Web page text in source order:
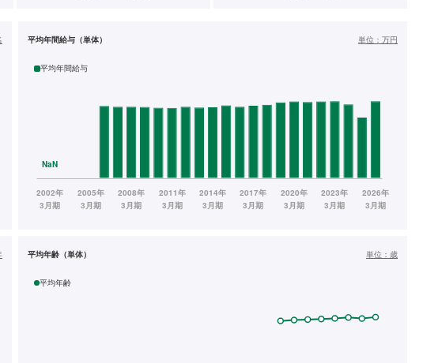
平均年間給与（単体） 単位： 万円
平均年間給与
平均年齢（単体） 単位： 歳
平均年齢